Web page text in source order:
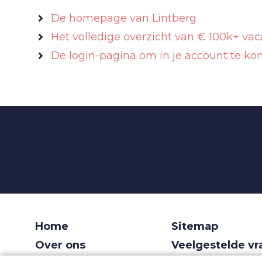
De homepage van Lintberg
Het volledige overzicht van € 100k+
De login-pagina om in je account te
Home
Over ons
Sitemap
Veelgestelde